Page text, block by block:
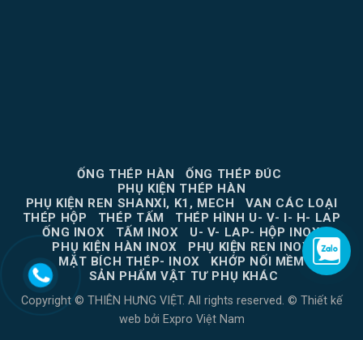
ỐNG THÉP HÀN
ỐNG THÉP ĐÚC
PHỤ KIỆN THÉP HÀN
PHỤ KIỆN REN SHANXI, K1, MECH
VAN CÁC LOẠI
THÉP HỘP
THÉP TẤM
THÉP HÌNH U- V- I- H- LAP
ỐNG INOX
TẤM INOX
U- V- LAP- HỘP INOX
PHỤ KIỆN HÀN INOX
PHỤ KIỆN REN INOX
MẶT BÍCH THÉP- INOX
KHỚP NỐI MỀM
SẢN PHẨM VẬT TƯ PHỤ KHÁC
Copyright © THIÊN HƯNG VIỆT. All rights reserved. © Thiết kế
web bởi Expro Việt Nam